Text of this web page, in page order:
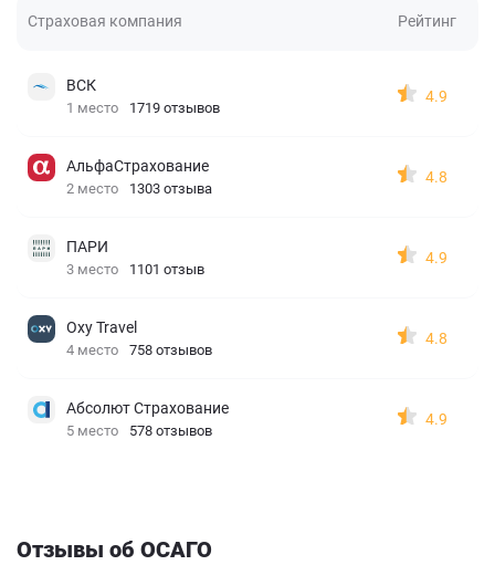
Страховая компания Рейтинг
ВСК
1 место 1719 отзывов
4.9
АльфаСтрахование
2 место 1303 отзыва
4.8
ПАРИ
3 место 1101 отзыв
4.9
Oxy Travel
4 место 758 отзывов
4.8
Абсолют Страхование
5 место 578 отзывов
4.9
Отзывы об ОСАГО